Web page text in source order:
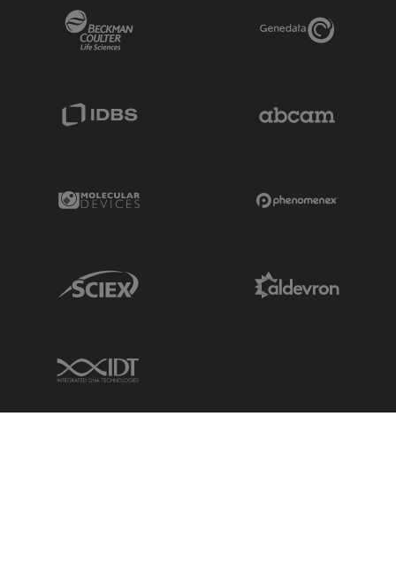
Genedata Link
Molecular Devices Link
Sciex Link
IDT Link